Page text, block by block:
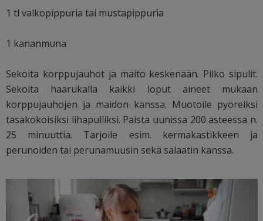
1 tl valkopippuria tai mustapippuria
1 kananmuna
Sekoita korppujauhot ja maito keskenään. Pilko sipulit.
Sekoita haarukalla kaikki loput aineet mukaan
korppujauhojen ja maidon kanssa. Muotoile pyöreiksi
tasakokoisiksi lihapulliksi. Paista uunissa 200 asteessa n.
25 minuuttia. Tarjoile esim. kermakastikkeen ja
perunoiden tai perunamuusin sekä salaatin kanssa.